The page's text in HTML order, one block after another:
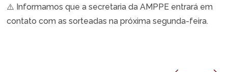
⚠️ Informamos que a secretaria da AMPPE entrará em
contato com as sorteadas na próxima segunda-feira.